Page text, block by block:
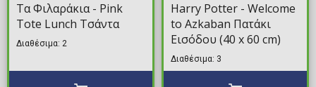
Τα Φιλαράκια - Pink
Tote Lunch Τσάντα
Διαθέσιμα: 2
Harry Potter - Welcome
to Azkaban Πατάκι
Εισόδου (40 x 60 cm)
Διαθέσιμα: 3